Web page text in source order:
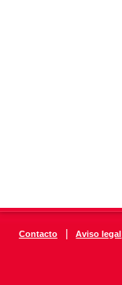
Contacto | Aviso legal